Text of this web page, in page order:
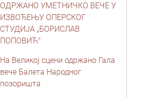
ОДРЖАНО УМЕТНИЧКО ВЕЧЕ У
ИЗВОЂЕЊУ ОПЕРСКОГ
СТУДИЈА „БОРИСЛАВ
ПОПОВИЋ"
На Великој сцени одржано Гала
вече Балета Народног
позоришта